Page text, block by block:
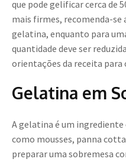
que pode gelificar cerca de
mais firmes, recomenda-se
gelatina, enquanto para
quantidade deve ser
orientações da receita
Gelatina em
A gelatina é um ingrediente
como mousses, panna
preparar uma sobremesa